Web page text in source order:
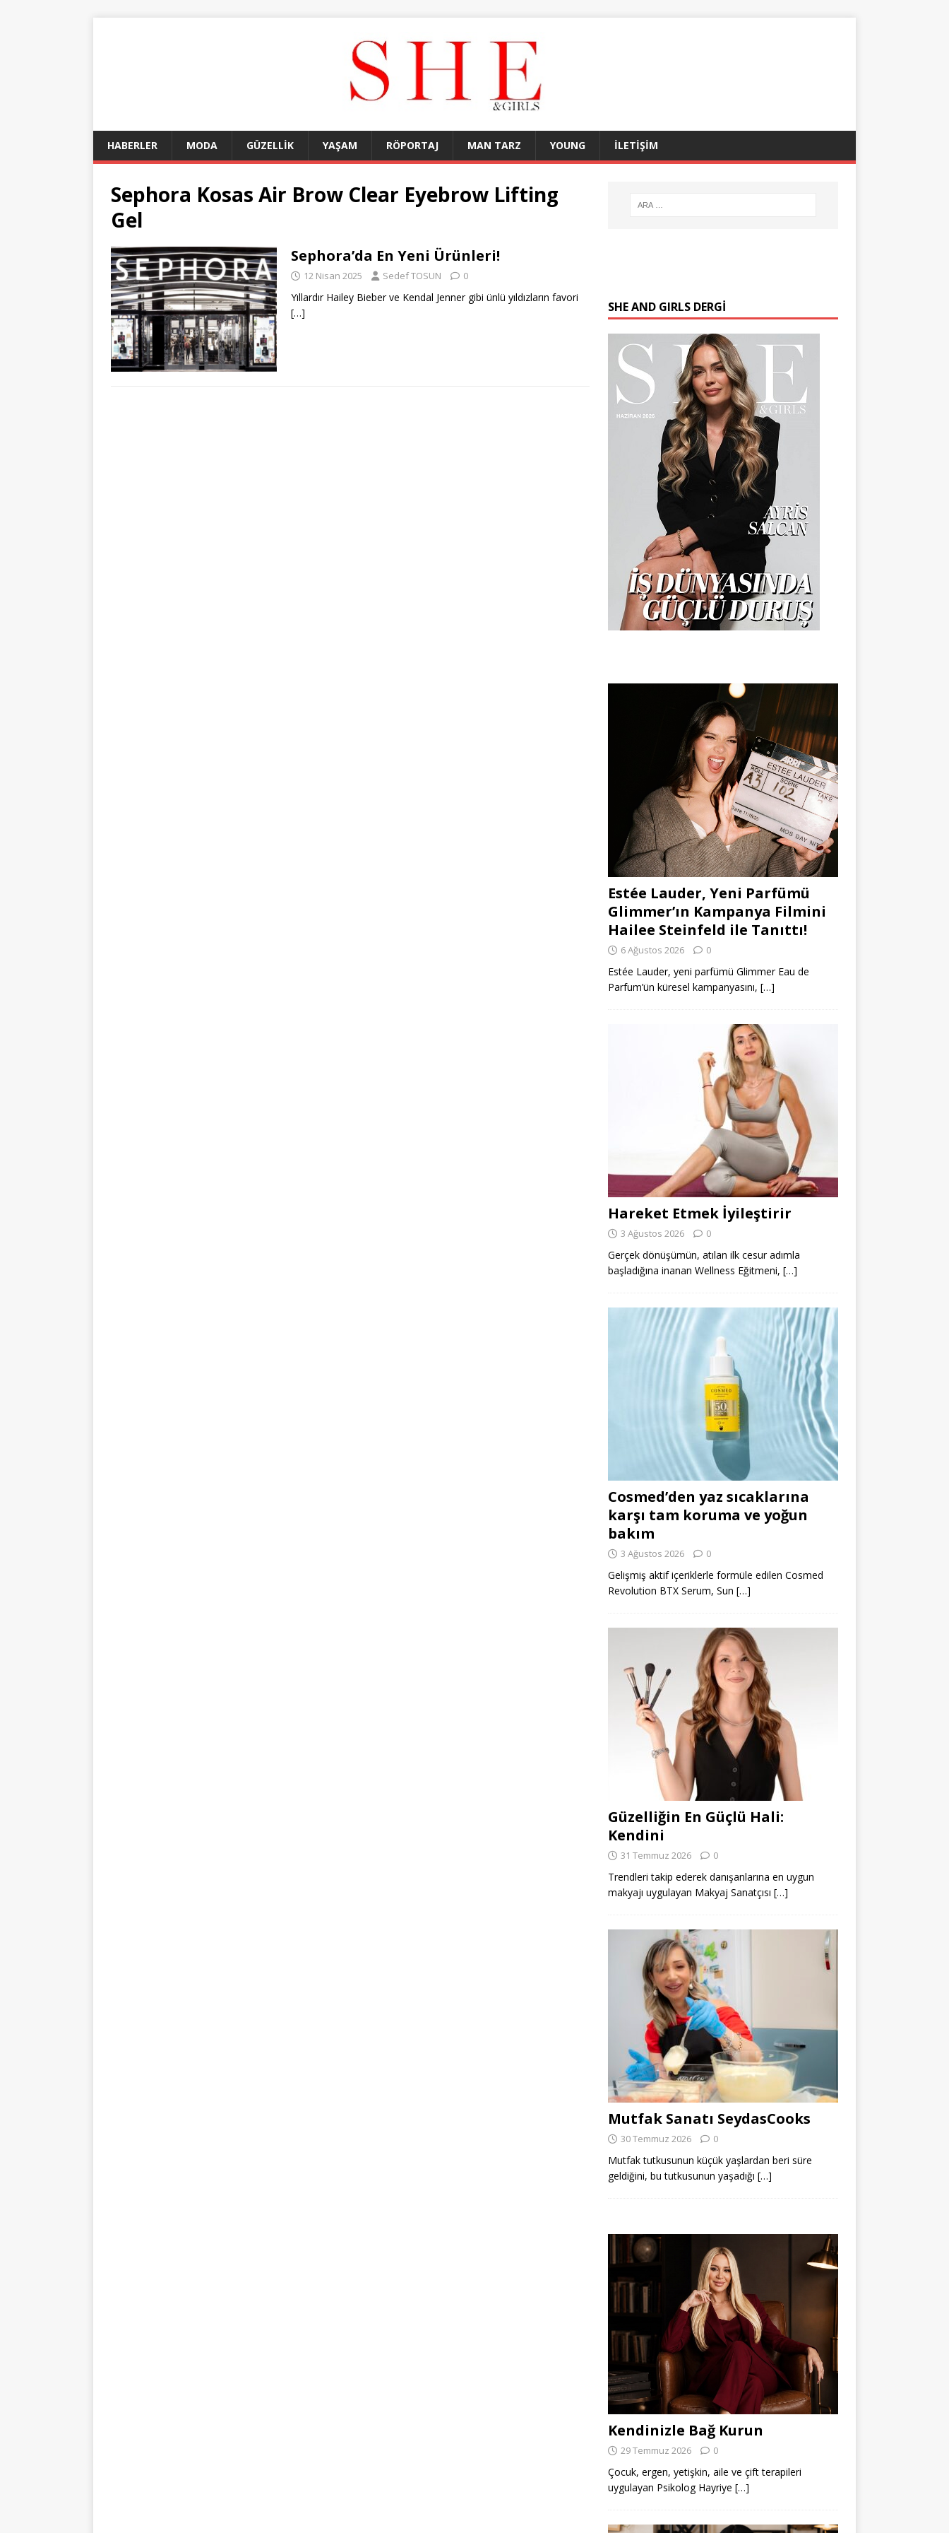
HABERLER MODA GÜZELLİK YAŞAM RÖPORTAJ MAN TARZ YOUNG İLETİŞİM
Sephora Kosas Air Brow Clear Eyebrow Lifting
Gel
Sephora’da En Yeni Ürünleri!
12 Nisan 2025 Sedef TOSUN 0
Yıllardır Hailey Bieber ve Kendal Jenner gibi ünlü yıldızların favori
[…]
SHE AND GIRLS DERGİ
Estée Lauder, Yeni Parfümü
Glimmer’ın Kampanya Filmini
Hailee Steinfeld ile Tanıttı!
6 Ağustos 2026 0
Estée Lauder, yeni parfümü Glimmer Eau de
Parfum’ün küresel kampanyasını, […]
Hareket Etmek İyileştirir
3 Ağustos 2026 0
Gerçek dönüşümün, atılan ilk cesur adımla
başladığına inanan Wellness Eğitmeni, […]
Cosmed’den yaz sıcaklarına
karşı tam koruma ve yoğun
bakım
3 Ağustos 2026 0
Gelişmiş aktif içeriklerle formüle edilen Cosmed
Revolution BTX Serum, Sun […]
Güzelliğin En Güçlü Hali:
Kendini
31 Temmuz 2026 0
Trendleri takip ederek danışanlarına en uygun
makyajı uygulayan Makyaj Sanatçısı […]
Mutfak Sanatı SeydasCooks
30 Temmuz 2026 0
Mutfak tutkusunun küçük yaşlardan beri süre
geldiğini, bu tutkusunun yaşadığı […]
Kendinizle Bağ Kurun
29 Temmuz 2026 0
Çocuk, ergen, yetişkin, aile ve çift terapileri
uygulayan Psikolog Hayriye […]